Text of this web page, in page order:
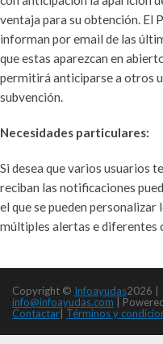
ventaja para su obtención. El
informan por email de las
que estas aparezcan en
permitirá anticiparse a otros
subvención.
Necesidades particulares:
Si desea que varios usuarios
reciban las notificaciones
el que se pueden
múltiples alertas e diferentes
Copyright © Infoayudas2026 |
info@infoayudas.com
Contactar Términos y